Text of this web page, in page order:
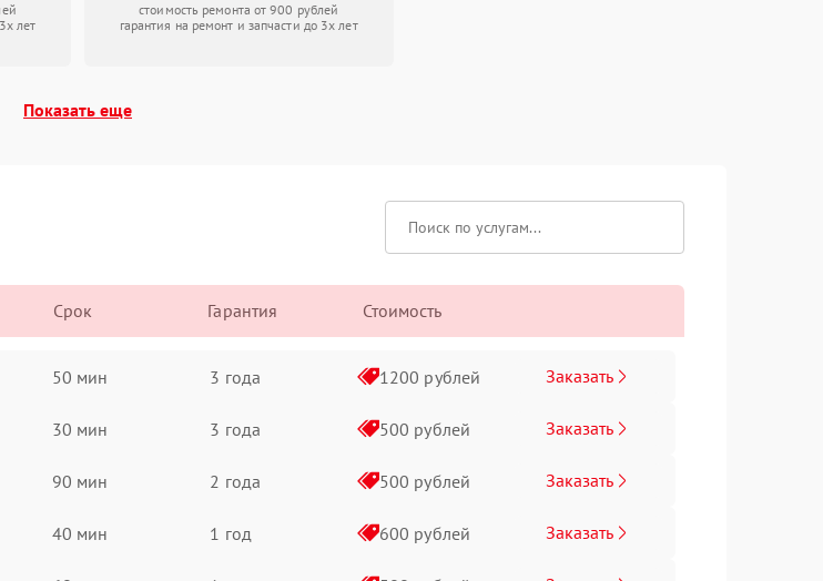
лет
стоимость ремонта от 900 рублей
гарантия на ремонт и запчасти до 3х лет
Показать еще
Срок Гарантия Стоимость
50 мин 3 года 1200 рублей Заказать
30 мин 3 года 500 рублей Заказать
90 мин 2 года 500 рублей Заказать
40 мин 1 год 600 рублей Заказать